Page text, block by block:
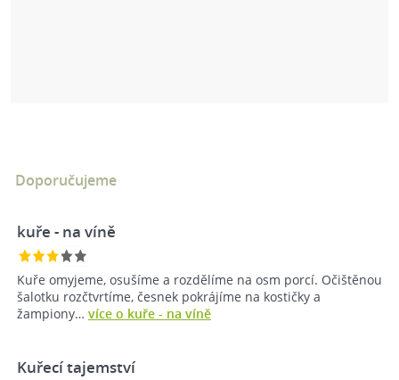
Doporučujeme
kuře - na víně
Kuře omyjeme, osušíme a rozdělíme na osm porcí. Očištěnou
šalotku rozčtvrtíme, česnek pokrájíme na kostičky a
žampiony… více o kuře - na víně
Kuřecí tajemství